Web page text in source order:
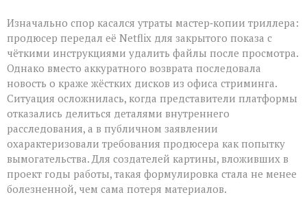
Изначально спор касался утраты мастер‑копии триллера:
продюсер передал её Netflix для закрытого показа с
чёткими инструкциями удалить файлы после просмотра.
Однако вместо аккуратного возврата последовала
новость о краже жёстких дисков из офиса стриминга.
Ситуация осложнилась, когда представители платформы
отказались делиться деталями внутреннего
расследования, а в публичном заявлении
охарактеризовали требования продюсера как попытку
вымогательства. Для создателей картины, вложивших в
проект годы работы, такая формулировка стала не менее
болезненной, чем сама потеря материалов.